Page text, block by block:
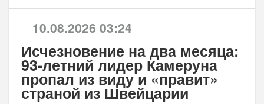
10.08.2026 03:24
Исчезновение на два месяца:
93-летний лидер Камеруна
пропал из виду и «правит»
страной из Швейцарии